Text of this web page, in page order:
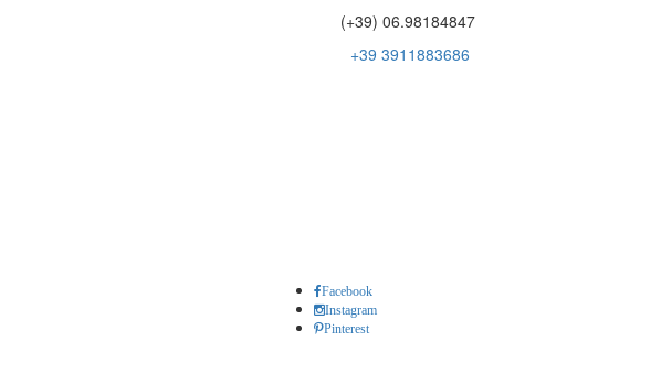
(+39) 06.98184847
+39 3911883686
Facebook
Instagram
Pinterest